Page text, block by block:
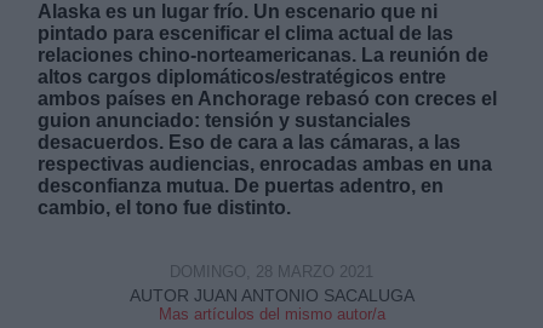
Alaska es un lugar frío. Un escenario que ni
pintado para escenificar el clima actual de las
relaciones chino-norteamericanas. La reunión de
altos cargos diplomáticos/estratégicos entre
ambos países en Anchorage rebasó con creces el
guion anunciado: tensión y sustanciales
desacuerdos. Eso de cara a las cámaras, a las
respectivas audiencias, enrocadas ambas en una
desconfianza mutua. De puertas adentro, en
cambio, el tono fue distinto.
AUTOR JUAN ANTONIO SACALUGA
Mas artículos del mismo autor/a
DOMINGO, 28 MARZO 2021
Destinatarios: